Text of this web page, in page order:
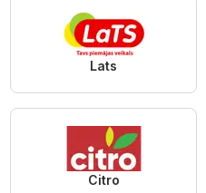
Lats
Citro